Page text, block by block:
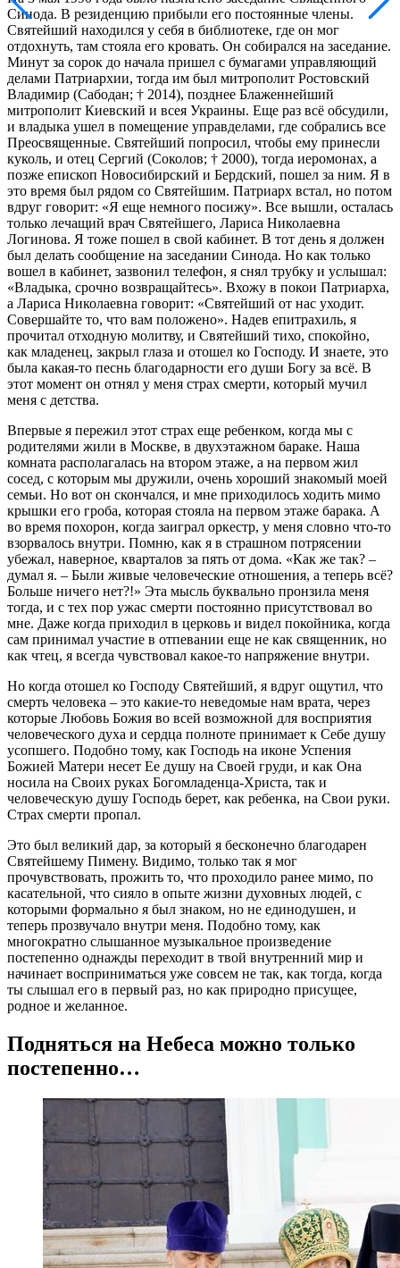
Синода. В резиденцию прибыли его постоянные члены.
Святейший находился у себя в библиотеке, где он мог
отдохнуть, там стояла его кровать. Он собирался на заседание.
Минут за сорок до начала пришел с бумагами управляющий
делами Патриархии, тогда им был митрополит Ростовский
Владимир (Сабодан; † 2014), позднее Блаженнейший
митрополит Киевский и всея Украины. Еще раз всё обсудили,
и владыка ушел в помещение управделами, где собрались все
Преосвященные. Святейший попросил, чтобы ему принесли
куколь, и отец Сергий (Соколов; † 2000), тогда иеромонах, а
позже епископ Новосибирский и Бердский, пошел за ним. Я в
это время был рядом со Святейшим. Патриарх встал, но потом
вдруг говорит: «Я еще немного посижу». Все вышли, осталась
только лечащий врач Святейшего, Лариса Николаевна
Логинова. Я тоже пошел в свой кабинет. В тот день я должен
был делать сообщение на заседании Синода. Но как только
вошел в кабинет, зазвонил телефон, я снял трубку и услышал:
«Владыка, срочно возвращайтесь». Вхожу в покои Патриарха,
а Лариса Николаевна говорит: «Святейший от нас уходит.
Совершайте то, что вам положено». Надев епитрахиль, я
прочитал отходную молитву, и Святейший тихо, спокойно,
как младенец, закрыл глаза и отошел ко Господу. И знаете, это
была какая-то песнь благодарности его души Богу за всё. В
этот момент он отнял у меня страх смерти, который мучил
меня с детства.
Впервые я пережил этот страх еще ребенком, когда мы с
родителями жили в Москве, в двухэтажном бараке. Наша
комната располагалась на втором этаже, а на первом жил
сосед, с которым мы дружили, очень хороший знакомый моей
семьи. Но вот он скончался, и мне приходилось ходить мимо
крышки его гроба, которая стояла на первом этаже барака. А
во время похорон, когда заиграл оркестр, у меня словно что-то
взорвалось внутри. Помню, как я в страшном потрясении
убежал, наверное, кварталов за пять от дома. «Как же так? –
думал я. – Были живые человеческие отношения, а теперь всё?
Больше ничего нет?!» Эта мысль буквально пронзила меня
тогда, и с тех пор ужас смерти постоянно присутствовал во
мне. Даже когда приходил в церковь и видел покойника, когда
сам принимал участие в отпевании еще не как священник, но
как чтец, я всегда чувствовал какое-то напряжение внутри.
Но когда отошел ко Господу Святейший, я вдруг ощутил, что
смерть человека – это какие-то неведомые нам врата, через
которые Любовь Божия во всей возможной для восприятия
человеческого духа и сердца полноте принимает к Себе душу
усопшего. Подобно тому, как Господь на иконе Успения
Божией Матери несет Ее душу на Своей груди, и как Она
носила на Своих руках Богомладенца-Христа, так и
человеческую душу Господь берет, как ребенка, на Свои руки.
Страх смерти пропал.
Это был великий дар, за который я бесконечно благодарен
Святейшему Пимену. Видимо, только так я мог
прочувствовать, прожить то, что проходило ранее мимо, по
касательной, что сияло в опыте жизни духовных людей, с
которыми формально я был знаком, но не единодушен, и
теперь прозвучало внутри меня. Подобно тому, как
многократно слышанное музыкальное произведение
постепенно однажды переходит в твой внутренний мир и
начинает восприниматься уже совсем не так, как тогда, когда
ты слышал его в первый раз, но как природно присущее,
родное и желанное.
Подняться на Небеса можно только
постепенно…